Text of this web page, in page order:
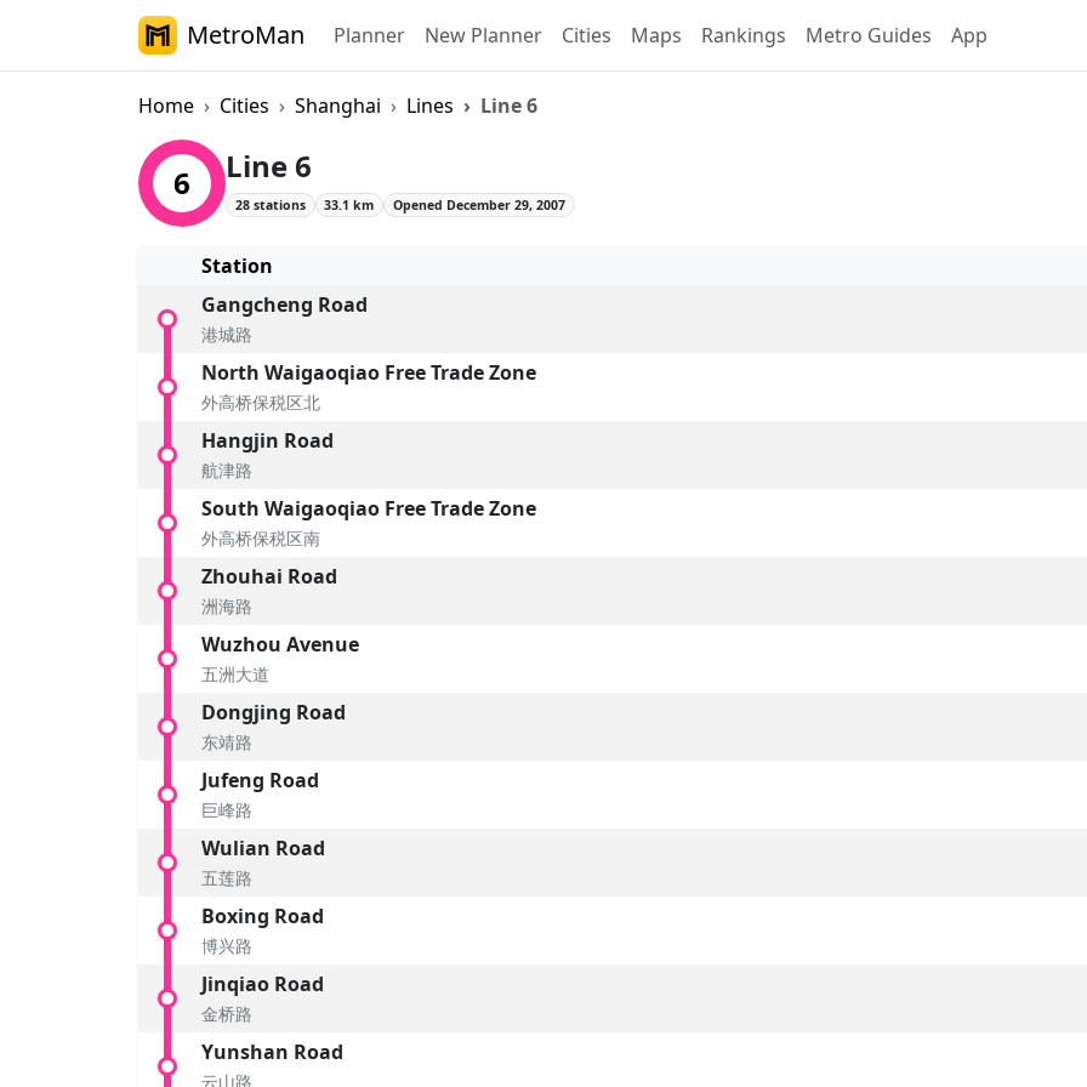
MetroMan Planner New Planner Cities Maps Rankings Metro Guides App
Home Cities Shanghai Lines Line 6
Shanghai Metro Line 6 Overview
6 Line 6
28 stations 33.1 km Opened December 29, 2007
Station
Gangcheng Road
港城路
North Waigaoqiao Free Trade Zone
外高桥保税区北
Hangjin Road
航津路
South Waigaoqiao Free Trade Zone
外高桥保税区南
Zhouhai Road
洲海路
Wuzhou Avenue
五洲大道
Dongjing Road
东靖路
Jufeng Road
巨峰路
Wulian Road
五莲路
Boxing Road
博兴路
Jinqiao Road
金桥路
Yunshan Road
云山路